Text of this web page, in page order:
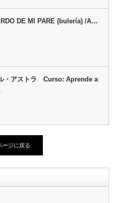
DE MI PARE (bulería) /A…
・アストラ Curso: Aprende a
ージに戻る